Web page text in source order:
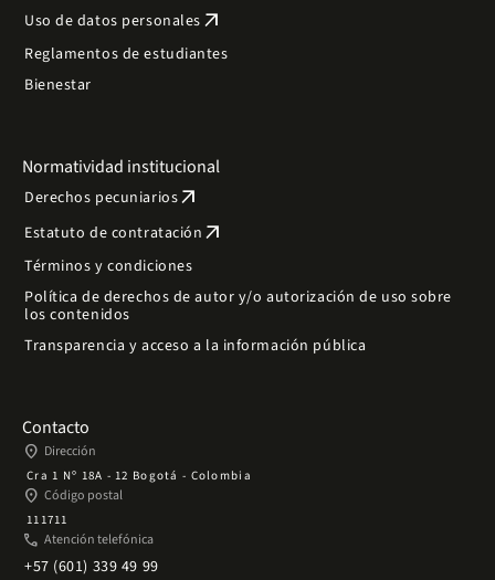
Uso de datos personales arrow_outward
Reglamentos de estudiantes
Bienestar
Normatividad institucional
Derechos pecuniariosarrow_outward
Estatuto de contratación arrow_outward
Términos y condiciones
Política de derechos de autor y/o autorización de uso sobre
los contenidos
Transparencia y acceso a la información pública
Contacto
place Dirección
Cra 1 Nº 18A - 12 Bogotá - Colombia
place Código postal
111711
phone Atención telefónica
+57 (601) 339 49 99